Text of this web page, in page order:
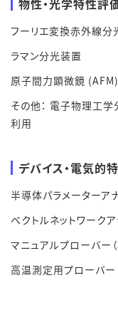
物性・光学特性評
フーリエ変換赤外線
ラマン分光装置
原子間力顕微鏡 (AFM)
その他： 電子物理工
利用
デバイス・電気的
半導体パラメーターア
ベクトルネットワーク
マニュアルプローバー（
高温測定用プローバー